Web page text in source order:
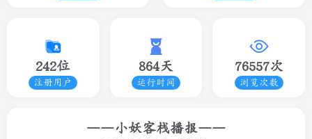
242位
注册用户
864天
运行时间
76557次
浏览次数
——小妖客栈播报——